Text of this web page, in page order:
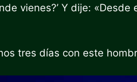
vienes?’ Y dije:
tres días con este